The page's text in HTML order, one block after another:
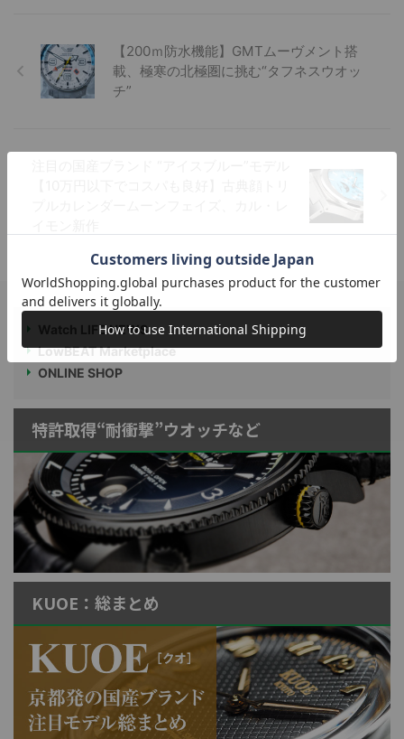
【200ｍ防水機能】GMTムーヴメント搭
載、極寒の北極圏に挑む“タフネスウオッ
チ”
Watch LIFE NEWS
LowBEAT Marketplace
ONLINE SHOP
特許取得“耐衝撃”ウオッチなど
KUOE：総まとめ